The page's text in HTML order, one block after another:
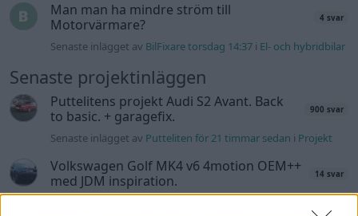
Man man ha mindre ström till
Motorvärmare?
4 svar
Senaste inlägget av BilFixare torsdag 14:37 i El- och hybridbilar
Senaste projektinläggen
Puttelitens projekt Audi S2 Avant. Back
to basic. + garagefix.
900 svar
Senaste inlägget av Putteliten för 21 timmar sedan i Projekt
Volkswagen Golf MK4 v6 4motion OEM++
med JDM inspiration.
14 svar